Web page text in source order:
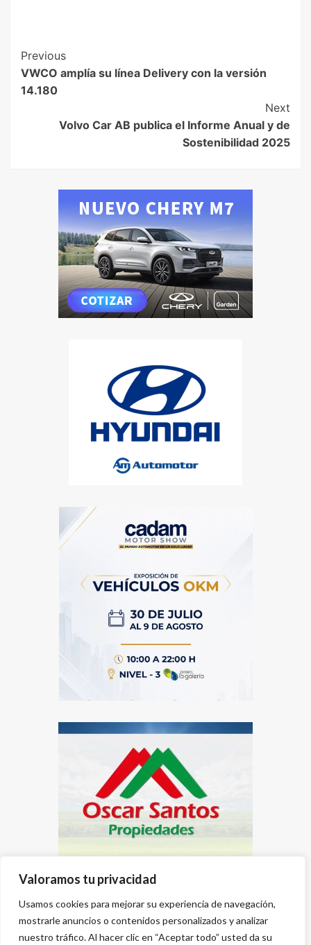
Valoramos tu privacidad
Usamos cookies para mejorar su experiencia de navegación,
mostrarle anuncios o contenidos personalizados y analizar
nuestro tráfico. Al hacer clic en “Aceptar todo” usted da su
Previous
VWCO amplía su línea Delivery con la versión
14.180
Next
Volvo Car AB publica el Informe Anual y de
Sostenibilidad 2025